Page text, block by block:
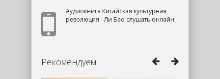
Аудиокнига Китайская культурная
революция - Ли Бао слушать онлайн.
Рекомендуем: